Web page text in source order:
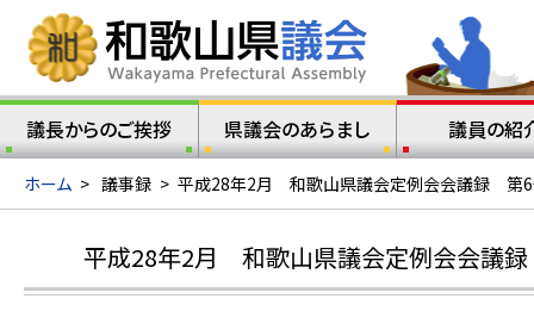
議長からのご挨拶 県議会のあらまし 議員の紹
ホーム > 議事録 > 平成28年2月 和歌山県議会定例会会議録 第6
平成28年2月 和歌山県議会定例会会議録